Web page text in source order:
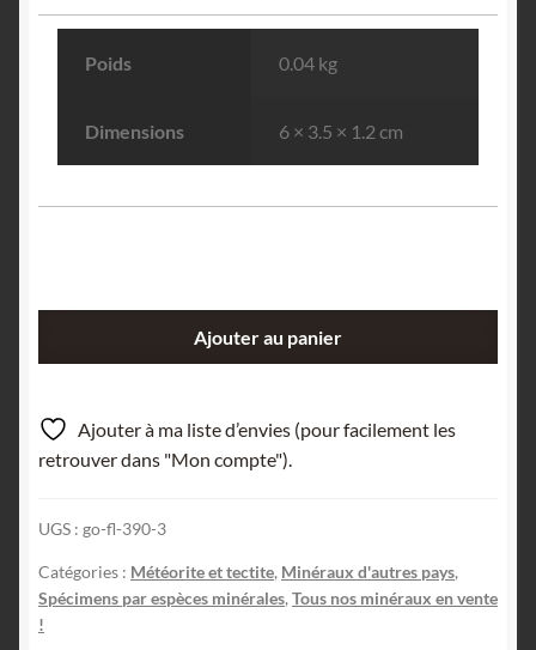
Poids 0.04 kg
Dimensions 6 × 3.5 × 1.2 cm
de
Thaïlande.
Ajouter au panier
Ajouter à ma liste d’envies (pour facilement les
retrouver dans "Mon compte").
UGS : go-fl-390-3
Catégories : Météorite et tectite, Minéraux d'autres pays,
Spécimens par espèces minérales, Tous nos minéraux en vente
!